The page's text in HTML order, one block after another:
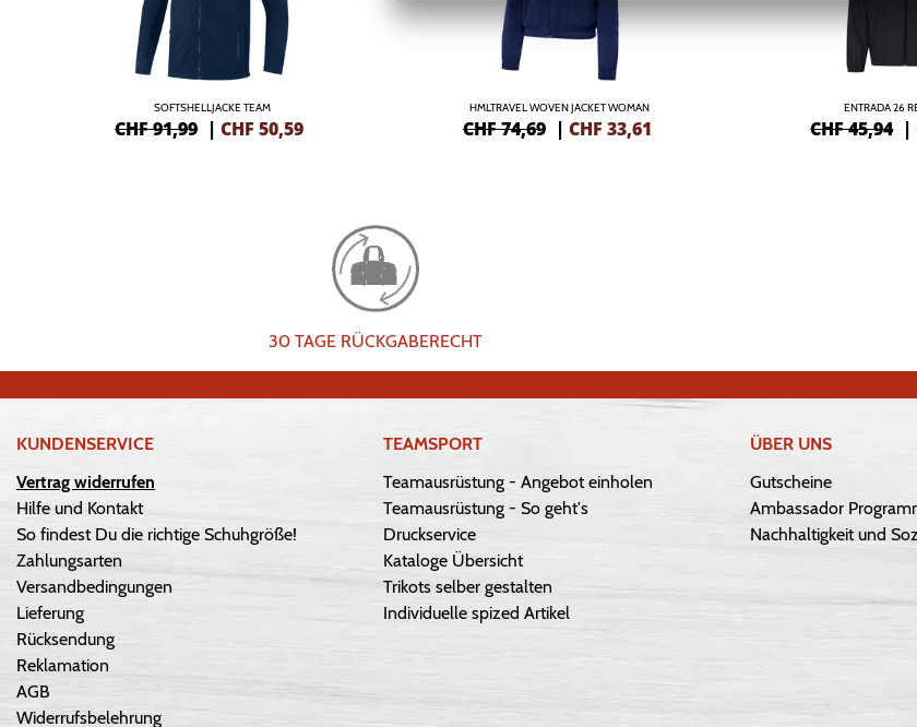
SOFTSHELLJACKE TEAM
CHF 91,99 |CHF 50,59
HMLTRAVEL WOVEN JACKET WOMAN
CHF 74,69 | CHF 33,61
ENTRADA 26
CHF 45,94 |
30 TAGE RÜCKGABERECHT
KUNDENSERVICE
Vertrag widerrufen
Hilfe und Kontakt
So findest Du die richtige Schuhgröße!
Zahlungsarten
Versandbedingungen
Lieferung
Rücksendung
Reklamation
AGB
Widerrufsbelehrung
TEAMSPORT
Teamausrüstung - Angebot einholen
Teamausrüstung - So geht's
Druckservice
Kataloge Übersicht
Trikots selber gestalten
Individuelle spized Artikel
ÜBER UNS
Gutscheine
Ambassador
Nachhaltigkeit und